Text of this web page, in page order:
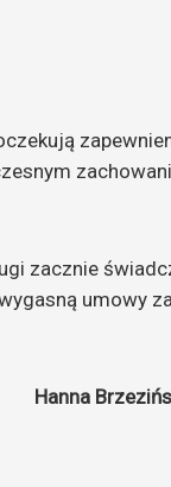
zacznie
umowy
Hanna